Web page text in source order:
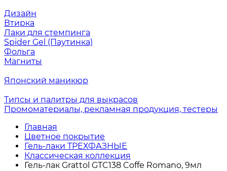
Дизайн
Втирка
Лаки для стемпинга
Spider Gel (Паутинка)
Фольга
Магниты
Японский маникюр
Типсы и палитры для выкрасов
Промоматериалы, рекламная продукция, тестеры
Главная
Цветное покрытие
Гель-лаки ТРЕХФАЗНЫЕ
Классическая коллекция
Гель-лак Grattol GTC138 Coffe Romano, 9мл